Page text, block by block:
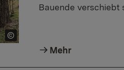
Bauende verschiebt
Mehr